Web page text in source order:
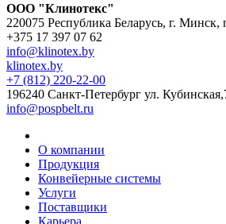
ООО "Клинотекс"
220075 Республика Беларусь, г.
+375 17 397 07 62
info@klinotex.by
klinotex.by
+7 (812) 220-22-00
196240 Санкт-Петербург ул.
info@pospbelt.ru
О компании
Продукция
Конвейерные системы
Услуги
Поставщики
Карьера